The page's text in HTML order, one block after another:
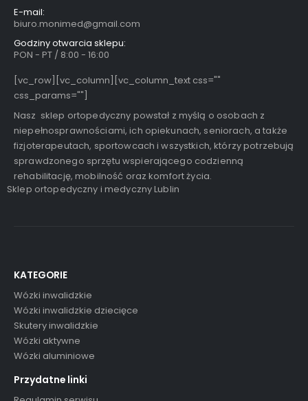
E-mail:
biuro.monimed@gmail.com
Godziny otwarcia sklepu:
PON - PT / 8:00 - 16:00
[vc_row][vc_column][vc_column_text css=""
css_params=""]
Nasz sklep ortopedyczny powstał z myślą o osobach z
niepełnosprawnościami, ich opiekunach, seniorach, a także
fizjoterapeutach, sportowcach i wszystkich, którzy potrzebują
sprawdzonego sprzętu wspierającego codzienną
rehabilitację, mobilność oraz komfort życia.
Sklep ortopedyczny i medyczny Lublin
KATEGORIE
Wózki inwalidzkie
Wózki inwalidzkie dziecięce
Skutery inwalidzkie
Wózki aktywne
Wózki aluminiowe
Przydatne linki